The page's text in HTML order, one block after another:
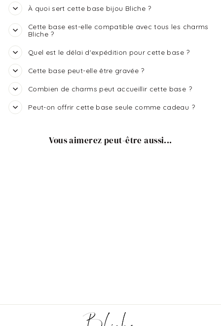
À quoi sert cette base bijou Bliche ?
Cette base est-elle compatible avec tous les charms
Bliche ?
Quel est le délai d'expédition pour cette base ?
Cette base peut-elle être gravée ?
Combien de charms peut accueillir cette base ?
Peut-on offrir cette base seule comme cadeau ?
Vous aimerez peut-être aussi...